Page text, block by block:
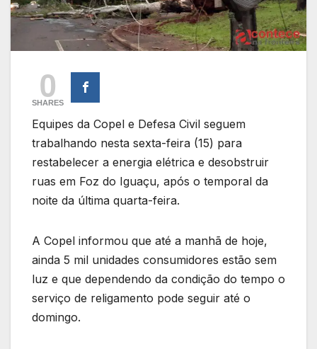
0
SHARES
Equipes da Copel e Defesa Civil seguem
trabalhando nesta sexta-feira (15) para
restabelecer a energia elétrica e desobstruir
ruas em Foz do Iguaçu, após o temporal da
noite da última quarta-feira.
A Copel informou que até a manhã de hoje,
ainda 5 mil unidades consumidores estão sem
luz e que dependendo da condição do tempo o
serviço de religamento pode seguir até o
domingo.